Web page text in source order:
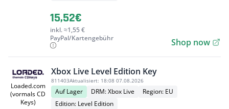
15,52€
inkl. ≈1,55 €
PayPal/Kartengebühr
Shop now
Loaded.com
(vormals CD
Keys)
Xbox Live Level Edition Key
811403Aktualisiert: 18:08 07.08.2026
Auf Lager DRM: Xbox Live
Region: EU
Edition: Level Edition